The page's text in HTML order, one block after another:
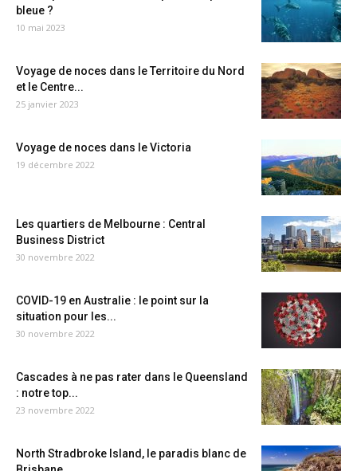
bleue ?
10 mai 2023
Voyage de noces dans le Territoire du Nord
et le Centre...
25 janvier 2023
Voyage de noces dans le Victoria
19 décembre 2022
Les quartiers de Melbourne : Central
Business District
30 novembre 2022
COVID-19 en Australie : le point sur la
situation pour les...
30 novembre 2022
Cascades à ne pas rater dans le Queensland
: notre top...
23 novembre 2022
North Stradbroke Island, le paradis blanc de